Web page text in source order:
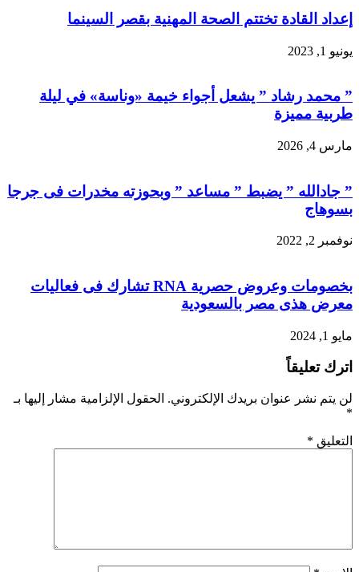
إعداد القادة تختتم الصحة المهنية بقصر السينما
يونيو 1, 2023
” محمد رشاد ” يشعل أجواء خيمة «وناسة» في ليلة
طربية مميزة
مارس 4, 2026
” جادالله ” يضبط ” مساعد ” وبحوزته مخدرات فى جرجا
بسوهاج
نوفمبر 2, 2022
بخصومات وعروض حصرية RNA تشارك فى فعاليات
معرض هذى مصر بالسعودية
مايو 1, 2024
اترك تعليقاً
لن يتم نشر عنوان بريدك الإلكتروني. الحقول الإلزامية مشار إليها بـ
*
التعليق *